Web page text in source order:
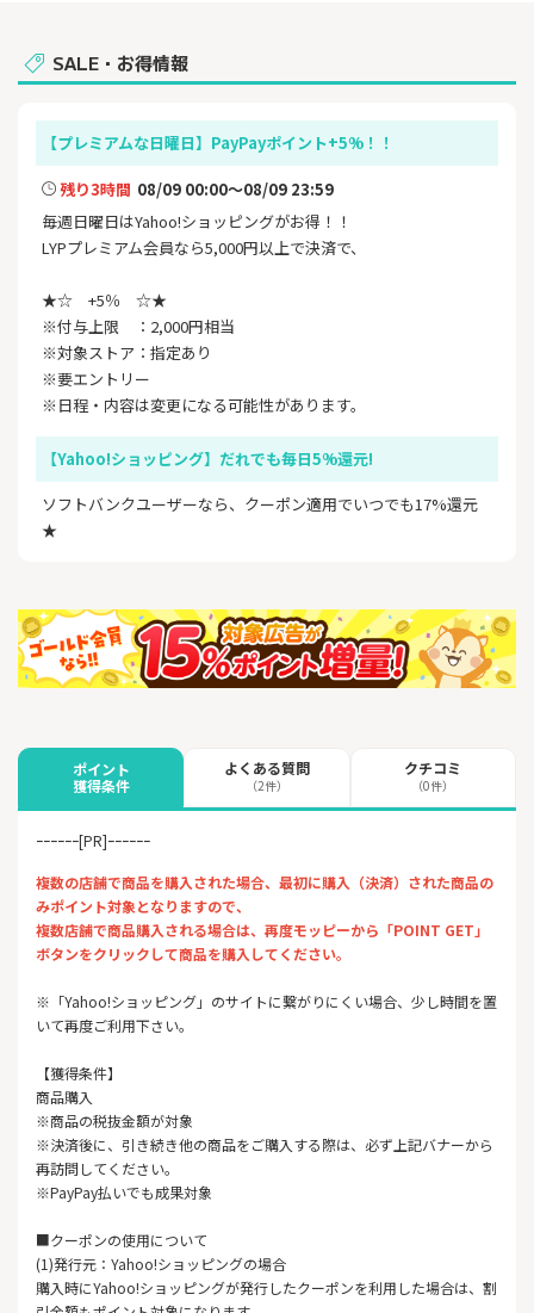
SALE・お得情報
【プレミアムな日曜日】PayPayポイント+5%！！
残り3時間 08/09 00:00～08/09 23:59
毎週日曜日はYahoo!ショッピングがお得！！
LYPプレミアム会員なら5,000円以上で決済で、
★☆ +5％ ☆★
※付与上限 ：2,000円相当
※対象ストア：指定あり
※要エントリー
※日程・内容は変更になる可能性があります。
【Yahoo!ショッピング】だれでも毎日5%還元!
ソフトバンクユーザーなら、クーポン適用でいつでも17%還元
★
ポイント
獲得条件
よくある質問
（2件）
クチコミ
（0件）
ｰｰｰｰｰｰ[PR]ｰｰｰｰｰｰ
複数の店舗で商品を購入された場合、最初に購入（決済）された商品の
みポイント対象となりますので、
複数店舗で商品購入される場合は、再度モッピーから「POINT GET」
ボタンをクリックして商品を購入してください。
※「Yahoo!ショッピング」のサイトに繋がりにくい場合、少し時間を置
いて再度ご利用下さい。
【獲得条件】
商品購入
※商品の税抜金額が対象
※決済後に、引き続き他の商品をご購入する際は、必ず上記バナーから
再訪問してください。
※PayPay払いでも成果対象
■クーポンの使用について
(1)発行元：Yahoo!ショッピングの場合
購入時にYahoo!ショッピングが発行したクーポンを利用した場合は、割